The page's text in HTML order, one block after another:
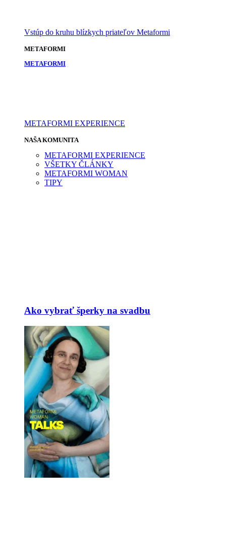
Vstúp do kruhu blízkych priateľov Metaformi
METAFORMI
METAFORMI
METAFORMI EXPERIENCE
NAŠA KOMUNITA
METAFORMI EXPERIENCE
VŠETKY ČLÁNKY
METAFORMI WOMAN
TIPY
Ako vybrať šperky na svadbu